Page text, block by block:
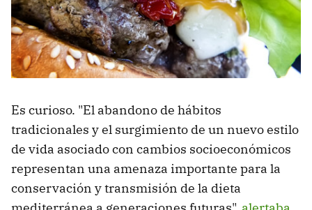
Es curioso. "El abandono de hábitos
tradicionales y el surgimiento de un nuevo estilo
de vida asociado con cambios socioeconómicos
representan una amenaza importante para la
conservación y transmisión de la dieta